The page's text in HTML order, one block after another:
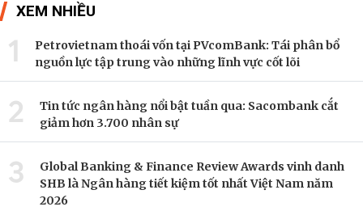
XEM NHIỀU
1
Petrovietnam thoái vốn tại PVcomBank: Tái phân bổ
nguồn lực tập trung vào những lĩnh vực cốt lõi
2
Tin tức ngân hàng nổi bật tuần qua: Sacombank cắt
giảm hơn 3.700 nhân sự
3
Global Banking & Finance Review Awards vinh danh
SHB là Ngân hàng tiết kiệm tốt nhất Việt Nam năm
2026